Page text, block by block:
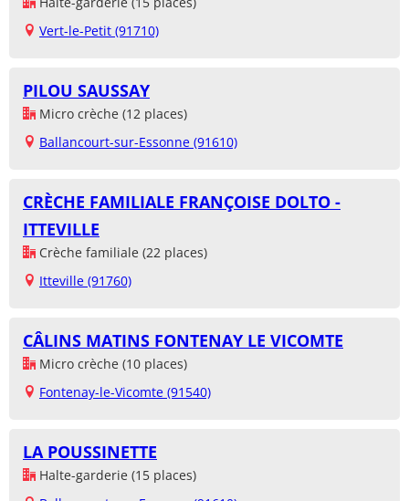
Vert-le-Petit (91710)
PILOU SAUSSAY
Micro crèche (12 places)
Ballancourt-sur-Essonne (91610)
CRÈCHE FAMILIALE FRANÇOISE DOLTO -
ITTEVILLE
Crèche familiale (22 places)
Itteville (91760)
CÂLINS MATINS FONTENAY LE VICOMTE
Micro crèche (10 places)
Fontenay-le-Vicomte (91540)
LA POUSSINETTE
Halte-garderie (15 places)